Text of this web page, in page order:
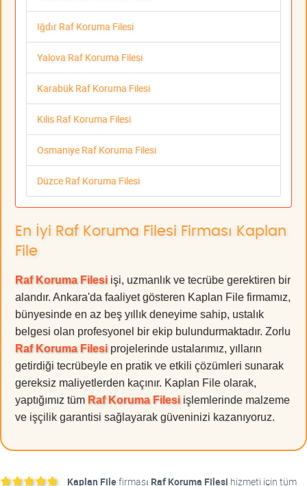
Iğdır Raf Koruma Filesi
Yalova Raf Koruma Filesi
Karabük Raf Koruma Filesi
Kilis Raf Koruma Filesi
Osmaniye Raf Koruma Filesi
Düzce Raf Koruma Filesi
En İyi Raf Koruma Filesi Firması Kaplan
File
Raf Koruma Filesi işi, uzmanlık ve tecrübe gerektiren bir
alandır. Ankara'da faaliyet gösteren Kaplan File firmamız,
bünyesinde en az beş yıllık deneyime sahip, ustalık
belgesi olan profesyonel bir ekip bulundurmaktadır. Zorlu
Raf Koruma Filesi projelerinde ustalarımız, yılların
getirdiği tecrübeyle en pratik ve etkili çözümleri sunarak
gereksiz maliyetlerden kaçınır. Kaplan File olarak,
yaptığımız tüm Raf Koruma Filesi işlemlerinde malzeme
ve işçilik garantisi sağlayarak güveninizi kazanıyoruz.
Kaplan Filefirması Raf Koruma Filesi hizmeti için tüm